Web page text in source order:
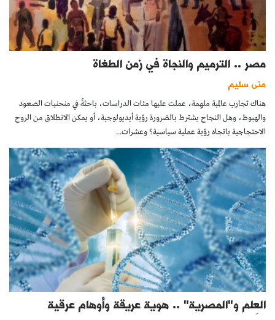
مصر .. الترميم والنجاة في زمن الطغاة
منى سليم
هناك تجارب عالمية ملهِمة، عملت عليها مئات الدراسات، باحثةً في منحنيات الصعود
والهبوط، وهل النجاح يشترط بالضرورة رؤية أيديولوجية، أو يمكن الانطلاق من الروح
الاحتجاجية باتجاه رؤية عملية سياسية؟ وعشرات...
العِلم و"المصرية" .. هوية عريقة وأوهام عرقية